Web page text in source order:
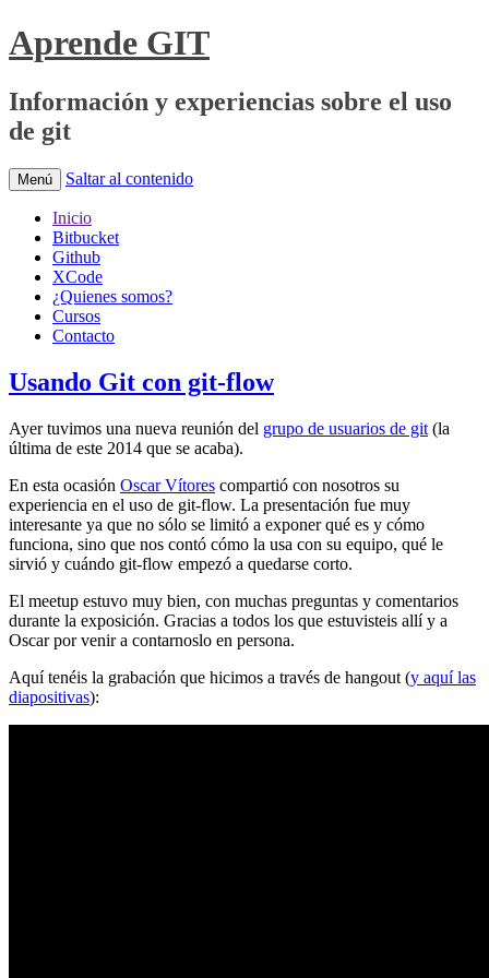
Aprende GIT
Información y experiencias sobre el uso
de git
Menú Saltar al contenido
Inicio
Bitbucket
Github
XCode
¿Quienes somos?
Cursos
Contacto
Usando Git con git-flow
Ayer tuvimos una nueva reunión del grupo de usuarios de git (la
última de este 2014 que se acaba).
En esta ocasión Oscar Vítores compartió con nosotros su
experiencia en el uso de git-flow. La presentación fue muy
interesante ya que no sólo se limitó a exponer qué es y cómo
funciona, sino que nos contó cómo la usa con su equipo, qué le
sirvió y cuándo git-flow empezó a quedarse corto.
El meetup estuvo muy bien, con muchas preguntas y comentarios
durante la exposición. Gracias a todos los que estuvisteis allí y a
Oscar por venir a contarnoslo en persona.
Aquí tenéis la grabación que hicimos a través de hangout (y aquí las
diapositivas):